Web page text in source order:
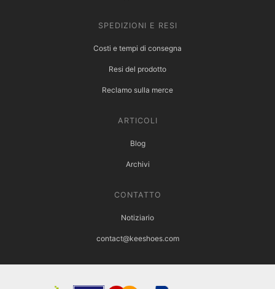
SPEDIZIONI E RESI
Costi e tempi di consegna
Resi del prodotto
Reclamo sulla merce
ARTICOLI
Blog
Archivi
CONTATTO
Notiziario
contact@keeshoes.com